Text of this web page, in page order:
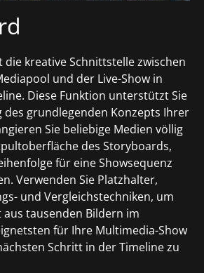
die kreative Schnittstelle zwischen
und der Live-Show in
Diese Funktion unterstützt Sie
des grundlegenden Konzepts Ihrer
Sie beliebige Medien völlig
des Storyboards,
für eine Showsequenz
Verwenden Sie Platzhalter,
und Vergleichstechniken, um
tausenden Bildern im
für Ihre Multimedia-Show
Schritt in der Timeline zu